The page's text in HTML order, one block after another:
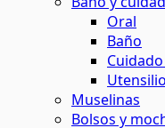
Oral
Baño
Muselinas
Bolsos y